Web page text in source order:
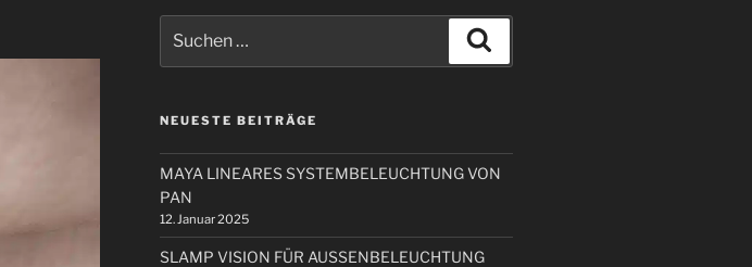
nach:
NEUESTE BEITRÄGE
MAYA LINEARES SYSTEMBELEUCHTUNG VON
PAN
12. Januar 2025
SLAMP VISION FÜR AUSSENBELEUCHTUNG